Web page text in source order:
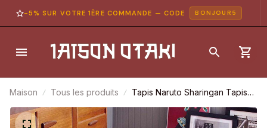
-5% SUR VOTRE 1ÈRE COMMANDE — CODE BONJOUR5
Maison Tous les produits
Tapis Naruto Sharingan Tapis
Chambre